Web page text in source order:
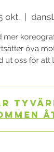
okt.
öva
ut oss för att